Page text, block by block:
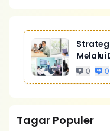
Melalui
Bisnis
0 0
Tagar Populer